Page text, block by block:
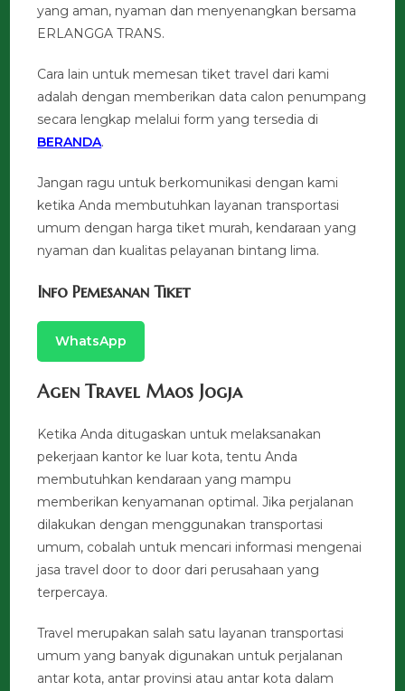
yang aman, nyaman dan menyenangkan bersama
ERLANGGA TRANS.
Cara lain untuk memesan tiket travel dari kami
adalah dengan memberikan data calon penumpang
secara lengkap melalui form yang tersedia di
BERANDA.
Jangan ragu untuk berkomunikasi dengan kami
ketika Anda membutuhkan layanan transportasi
umum dengan harga tiket murah, kendaraan yang
nyaman dan kualitas pelayanan bintang lima.
Info Pemesanan Tiket
WhatsApp
Agen Travel Maos Jogja
Ketika Anda ditugaskan untuk melaksanakan
pekerjaan kantor ke luar kota, tentu Anda
membutuhkan kendaraan yang mampu
memberikan kenyamanan optimal. Jika perjalanan
dilakukan dengan menggunakan transportasi
umum, cobalah untuk mencari informasi mengenai
jasa travel door to door dari perusahaan yang
terpercaya.
Travel merupakan salah satu layanan transportasi
umum yang banyak digunakan untuk perjalanan
antar kota, antar provinsi atau antar kota dalam